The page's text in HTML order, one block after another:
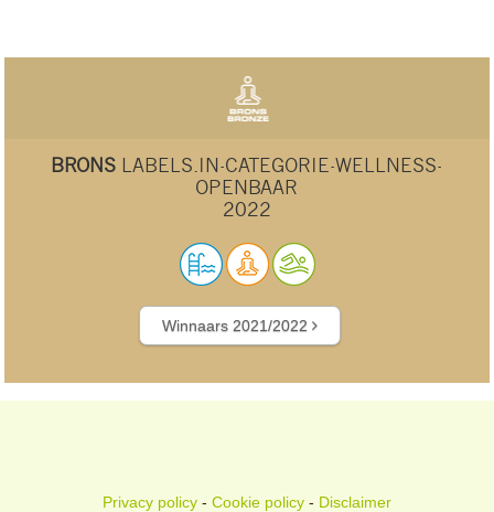
BRONS LABELS.IN-CATEGORIE-WELLNESS-
OPENBAAR
2022
Winnaars 2021/2022
Privacy policy- Cookie policy- Disclaimer